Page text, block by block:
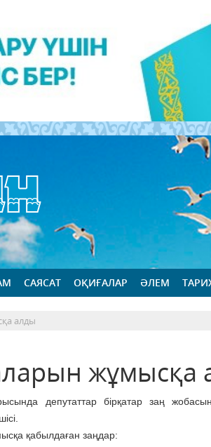
САЯСАТ ОҚИҒАЛАР ӘЛЕМ
алды
жұмысқа
депутаттар бірқатар заң
қабылдаған заңдар: